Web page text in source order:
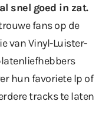
snel goed in zat.
fans op de
van Vinyl-Luister-
hun favoriete lp of
tracks te laten